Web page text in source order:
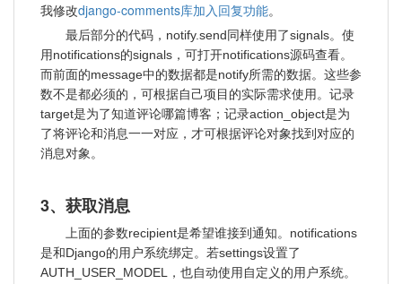
我修改django-comments库加入回复功能。
最后部分的代码，notify.send同样使用了signals。使
用notifications的signals，可打开notifications源码查看。
而前面的message中的数据都是notify所需的数据。这些参
数不是都必须的，可根据自己项目的实际需求使用。记录
target是为了知道评论哪篇博客；记录action_object是为
了将评论和消息一一对应，才可根据评论对象找到对应的
消息对象。
3、获取消息
上面的参数recipient是希望谁接到通知。notifications
是和Django的用户系统绑定。若settings设置了
AUTH_USER_MODEL，也自动使用自定义的用户系统。